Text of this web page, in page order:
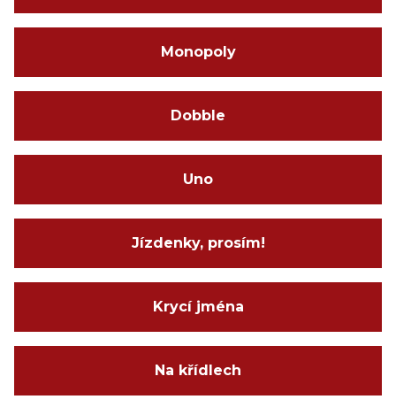
Monopoly
Dobble
Uno
Jízdenky, prosím!
Krycí jména
Na křídlech